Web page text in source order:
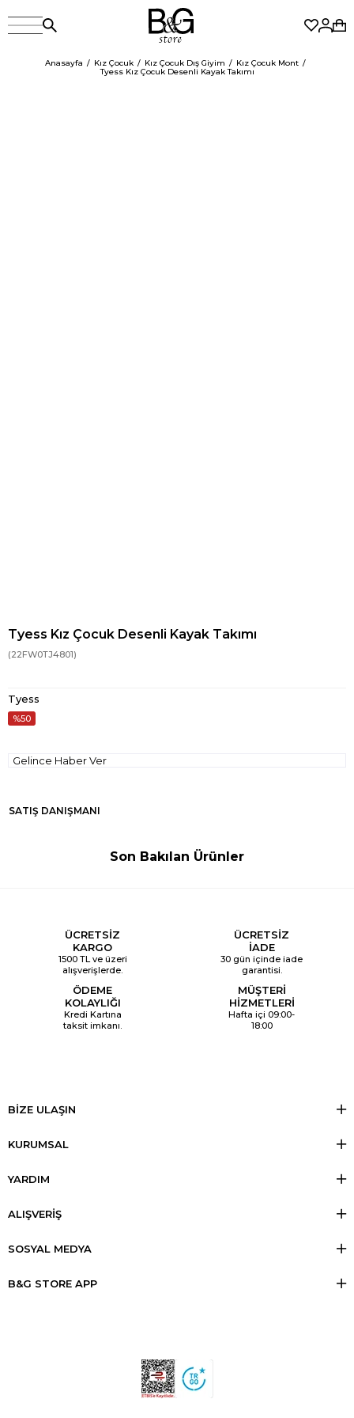
Anasayfa Kız Çocuk Kız Çocuk Dış Giyim
Kız Çocuk Mont
Tyess Kız Çocuk Desenli Kayak Takımı
Tyess Kız Çocuk Desenli Kayak Takımı
(22FW0TJ4801)
Tyess
50
Gelince Haber Ver
SATIŞ DANIŞMANI
Son Bakılan Ürünler
ÜCRETSİZ
KARGO
1500 TL ve üzeri
alışverişlerde.
ÜCRETSİZ
İADE
30 gün içinde iade
garantisi.
ÖDEME
KOLAYLIĞI
Kredi Kartına
taksit imkanı.
MÜŞTERİ
HİZMETLERİ
Hafta içi 09:00-
18:00
BİZE ULAŞIN
KURUMSAL
YARDIM
ALIŞVERİŞ
SOSYAL MEDYA
B&G STORE APP